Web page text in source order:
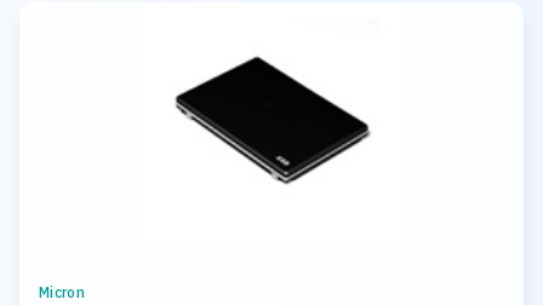
Micron